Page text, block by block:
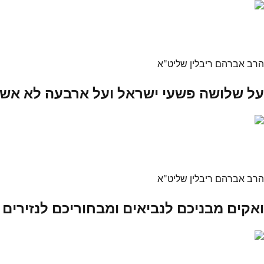
הרב אברהם ריבלין שליט"א
על שלושה פשעי ישראל ועל ארבעה לא
הרב אברהם ריבלין שליט"א
ואקים מבניכם לנביאים ומבחוריכם לנזירים